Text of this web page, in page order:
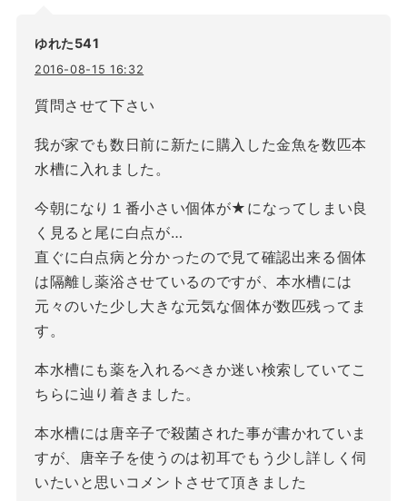
ゆれた541
2016-08-15 16:32
質問させて下さい
我が家でも数日前に新たに購入した金魚を数匹本
水槽に入れました。
今朝になり１番小さい個体が★になってしまい良
く見ると尾に白点が…
直ぐに白点病と分かったので見て確認出来る個体
は隔離し薬浴させているのですが、本水槽には
元々のいた少し大きな元気な個体が数匹残ってま
す。
本水槽にも薬を入れるべきか迷い検索していてこ
ちらに辿り着きました。
本水槽には唐辛子で殺菌された事が書かれていま
すが、唐辛子を使うのは初耳でもう少し詳しく伺
いたいと思いコメントさせて頂きました